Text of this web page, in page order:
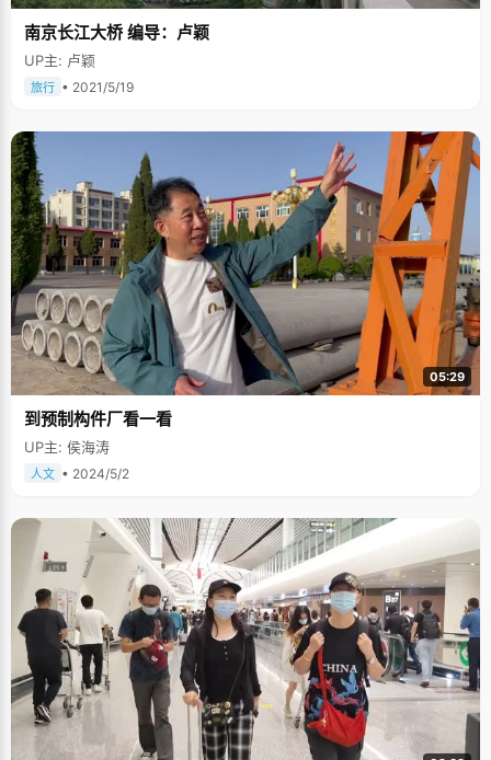
南京长江大桥 编导：卢颖
UP主: 卢颖
旅行 • 2021/5/19
05:29
到预制构件厂看一看
UP主: 侯海涛
人文 • 2024/5/2